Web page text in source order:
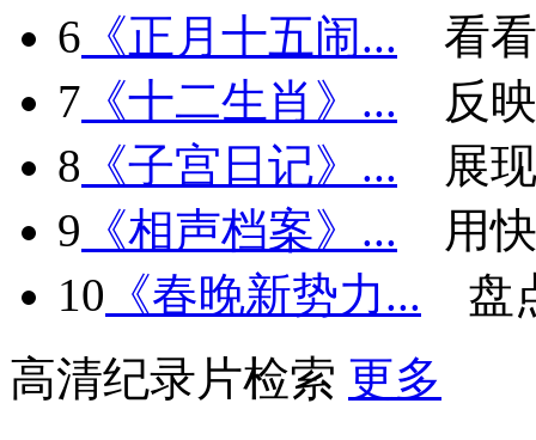
6 《正月十五闹...
看
7 《十二生肖》...
反
8 《子宫日记》...
展
9 《相声档案》...
用
10 《春晚新势力...
盘
高清纪录片检索 更多